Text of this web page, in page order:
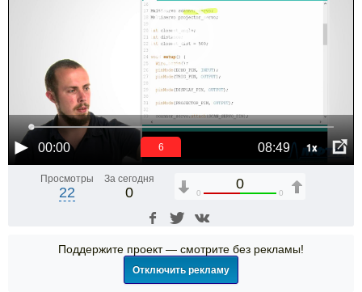
00:00 08:49 1x
6
Просмотры
22
За сегодня
0
0
0 0
Поддержите проект — смотрите без рекламы!
Отключить рекламу